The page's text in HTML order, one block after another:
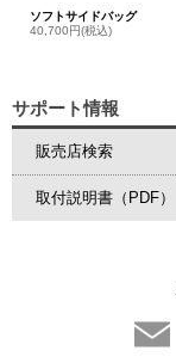
ソフトサイドバッグ
40,700円(税込)
サポート情報
販売店検索
取付説明書（PDF）